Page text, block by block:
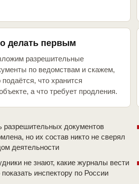
делать первым
разрешительные
по ведомствам и скажем,
подаётся, что хранится
а что требует продления.
разрешительных документов
но их состав никто не сверял
деятельности
не знают, какие журналы вести
показать инспектору по России